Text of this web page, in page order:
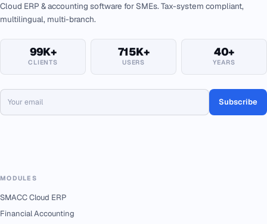
Cloud ERP & accounting software for SMEs. Tax-system compliant,
multilingual, multi-branch.
99K+
CLIENTS
715K+
USERS
40+
YEARS
Subscribe
MODULES
SMACC Cloud ERP
Financial Accounting